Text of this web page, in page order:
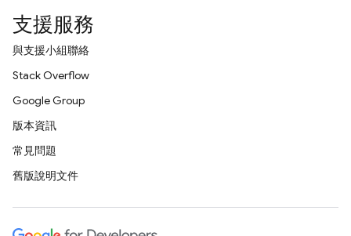
支援服務
與支援小組聯絡
Stack Overflow
Google Group
版本資訊
常見問題
舊版說明文件